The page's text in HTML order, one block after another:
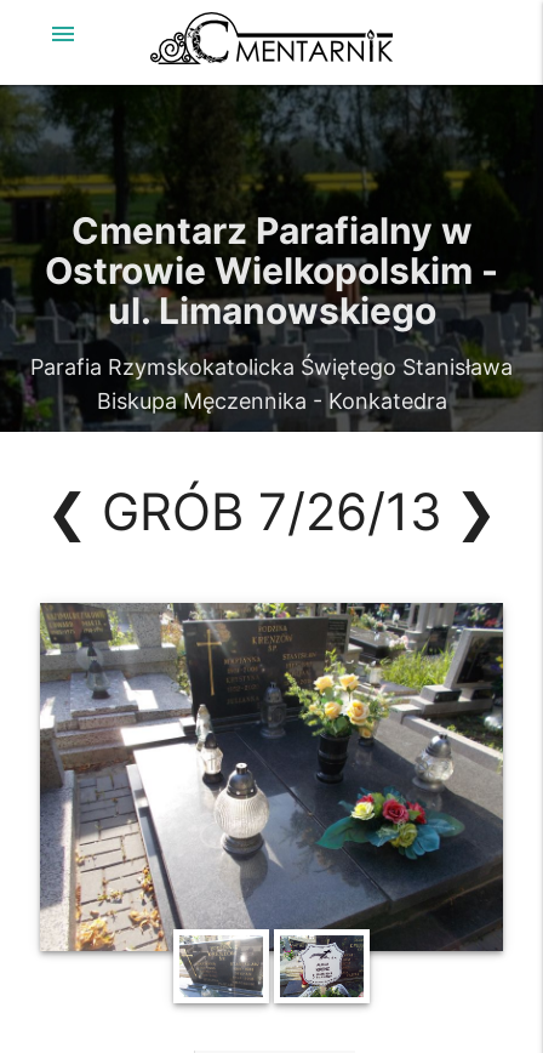
menu
Cmentarz Parafialny w
Ostrowie Wielkopolskim -
ul. Limanowskiego
Parafia Rzymskokatolicka Świętego Stanisława
Biskupa Męczennika - Konkatedra
❮ ❯
GRÓB 7/26/13